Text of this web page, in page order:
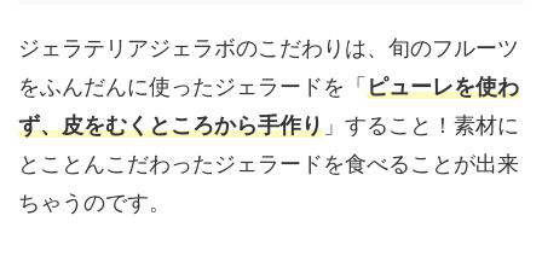
ジェラテリアジェラボのこだわりは、旬のフルーツ
をふんだんに使ったジェラードを「ピューレを使わ
ず、皮をむくところから手作り 」すること！素材に
とことんこだわったジェラードを食べることが出来
ちゃうのです。